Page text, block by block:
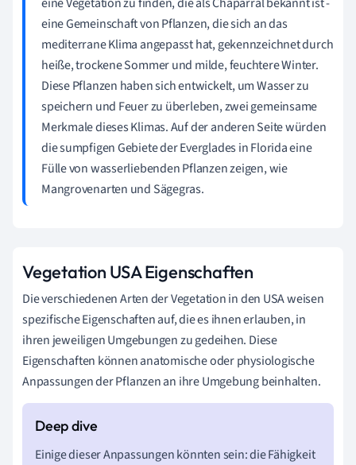
eine Gemeinschaft von Pflanzen, die sich an das
mediterrane Klima angepasst hat, gekennzeichnet durch
heiße, trockene Sommer und milde, feuchtere Winter.
Diese Pflanzen haben sich entwickelt, um Wasser zu
speichern und Feuer zu überleben, zwei gemeinsame
Merkmale dieses Klimas. Auf der anderen Seite würden
die sumpfigen Gebiete der Everglades in Florida eine
Fülle von wasserliebenden Pflanzen zeigen, wie
Mangrovenarten und Sägegras.
Vegetation USA Eigenschaften
Die verschiedenen Arten der Vegetation in den USA weisen
spezifische Eigenschaften auf, die es ihnen erlauben, in
ihren jeweiligen Umgebungen zu gedeihen. Diese
Eigenschaften können anatomische oder physiologische
Anpassungen der Pflanzen an ihre Umgebung beinhalten.
Einige dieser Anpassungen könnten sein: die Fähigkeit